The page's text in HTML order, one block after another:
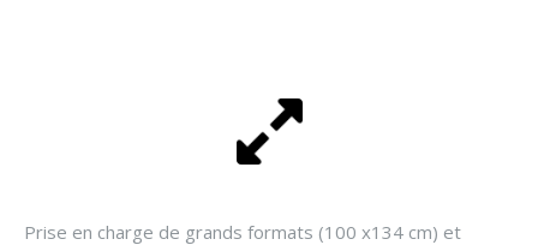
Prise en charge de grands formats (100 x134 cm) et